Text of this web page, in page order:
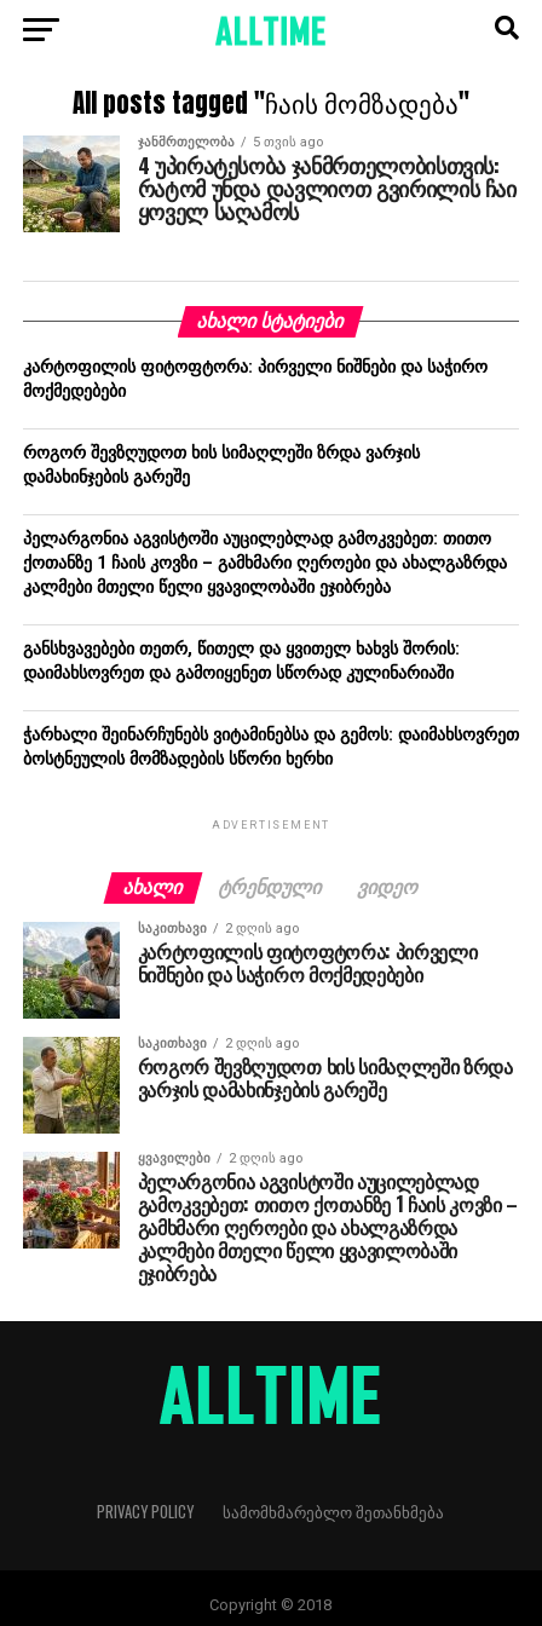
All posts tagged "ჩაის მომზადება"
ᲯᲐᲜᲛᲠᲗᲔᲚᲝᲑᲐ 5 თვის ago
4 უპირატესობა ჯანმრთელობისთვის:
რატომ უნდა დავლიოთ გვირილის ჩაი
ყოველ საღამოს
ᲐᲮᲐᲚᲘ ᲡᲢᲐᲢᲘᲔᲑᲘ
კარტოფილის ფიტოფტორა: პირველი ნიშნები და საჭირო
მოქმედებები
როგორ შევზღუდოთ ხის სიმაღლეში ზრდა ვარჯის
დამახინჯების გარეშე
პელარგონია აგვისტოში აუცილებლად გამოკვებეთ: თითო
ქოთანზე 1 ჩაის კოვზი – გამხმარი ღეროები და ახალგაზრდა
კალმები მთელი წელი ყვავილობაში ეჯიბრება
განსხვავებები თეთრ, წითელ და ყვითელ ხახვს შორის:
დაიმახსოვრეთ და გამოიყენეთ სწორად კულინარიაში
ჭარხალი შეინარჩუნებს ვიტამინებსა და გემოს: დაიმახსოვრეთ
ბოსტნეულის მომზადების სწორი ხერხი
ADVERTISEMENT
ᲐᲮᲐᲚᲘ ᲢᲠᲔᲜᲓᲣᲚᲘ ᲕᲘᲓᲔᲝ
ᲡᲐᲙᲘᲗᲮᲐᲕᲘ 2 დღის ago
კარტოფილის ფიტოფტორა: პირველი
ნიშნები და საჭირო მოქმედებები
ᲡᲐᲙᲘᲗᲮᲐᲕᲘ 2 დღის ago
როგორ შევზღუდოთ ხის სიმაღლეში ზრდა
ვარჯის დამახინჯების გარეშე
ᲧᲕᲐᲕᲘᲚᲔᲑᲘ 2 დღის ago
პელარგონია აგვისტოში აუცილებლად
გამოკვებეთ: თითო ქოთანზე 1 ჩაის კოვზი –
გამხმარი ღეროები და ახალგაზრდა
კალმები მთელი წელი ყვავილობაში
ეჯიბრება
PRIVACY POLICY ᲡᲐᲛᲝᲛᲮᲛᲐᲠᲔᲑᲚᲝ ᲨᲔᲗᲐᲜᲮᲛᲔᲑᲐ
Copyright © 2018